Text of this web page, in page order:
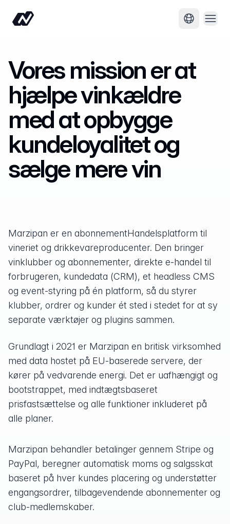
Skift sprog
Åbn
Vores mission er at
hjælpe vinkældre
med at opbygge
kundeloyalitet og
sælge mere vin
Marzipan er en abonnementHandelsplatform til
vineriet og drikkevareproducenter. Den bringer
vinklubber og abonnementer, direkte e-handel til
forbrugeren, kundedata (CRM), et headless CMS
og event-styring på én platform, så du styrer
klubber, ordrer og kunder ét sted i stedet for at sy
separate værktøjer og plugins sammen.
Grundlagt i 2021 er Marzipan en britisk virksomhed
med data hostet på EU-baserede servere, der
kører på vedvarende energi. Det er uafhængigt og
bootstrappet, med indtægtsbaseret
prisfastsættelse og alle funktioner inkluderet på
alle planer.
Marzipan behandler betalinger gennem Stripe og
PayPal, beregner automatisk moms og salgsskat
baseret på hver kundes placering og understøtter
engangsordrer, tilbagevendende abonnementer og
club-medlemskaber.